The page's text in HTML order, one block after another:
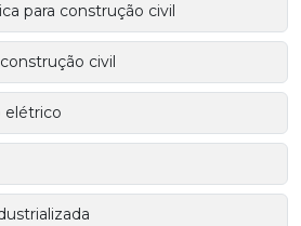
para construção civil
civil
elétrico